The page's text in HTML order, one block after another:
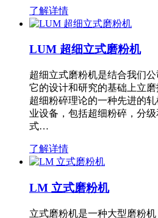
了解详情
LUM 超细立式磨粉机
超细立式磨粉机是结合我们
它的设计和研究的基础上立
超细粉碎理论的一种先进的
业设备，包括超细粉碎，分
式…
了解详情
LM 立式磨粉机
立式磨粉机是一种大型磨粉